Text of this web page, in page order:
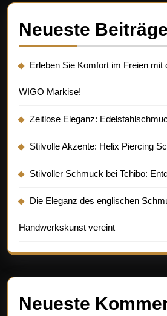
Neueste Beiträge
Erleben Sie Komfort im Freien mit
WIGO Markise!
Zeitlose Eleganz:
Stilvolle Akzente: Helix Piercing
Stilvoller Schmuck bei Tchibo:
Die Eleganz des englischen
Handwerkskunst vereint
Neueste